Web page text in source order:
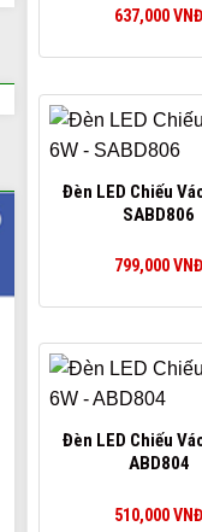
637,000VNĐ
Đèn LED Chiếu
SABD806
799,000VNĐ
Đèn LED Chiếu
ABD804
510,000VNĐ